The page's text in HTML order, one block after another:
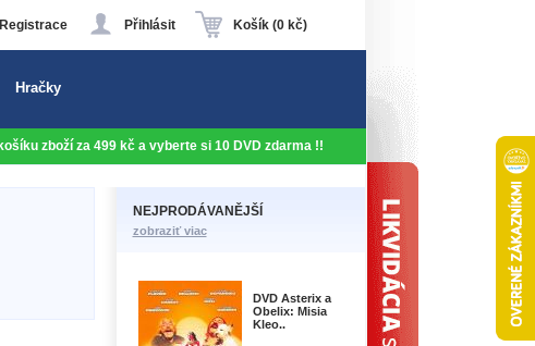
Košík (0 kč)
Přihlásit
Registrace
Hračky
zboží za 499 kč a vyberte si 10 DVD zdarma !!
NEJPRODÁVANĚJŠÍ
zobraziť viac
DVD Asterix a
Obelix: Misia
Kleo..